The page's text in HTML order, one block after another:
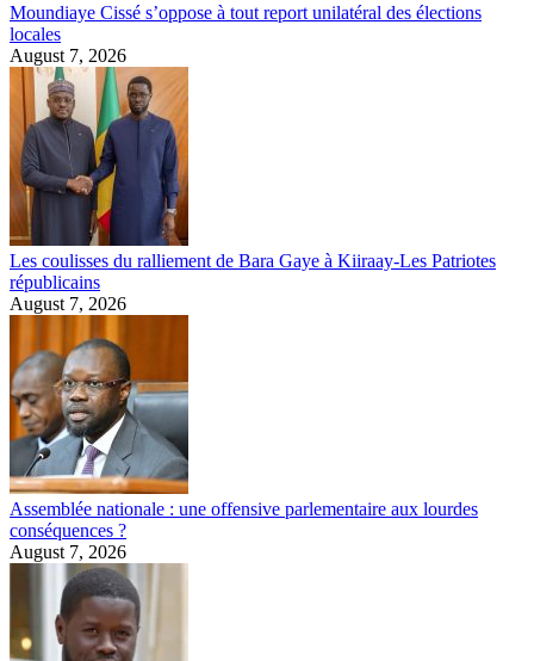
Moundiaye Cissé s’oppose à tout report unilatéral des élections
locales
August 7, 2026
Les coulisses du ralliement de Bara Gaye à Kiiraay-Les Patriotes
républicains
August 7, 2026
Assemblée nationale : une offensive parlementaire aux lourdes
conséquences ?
August 7, 2026